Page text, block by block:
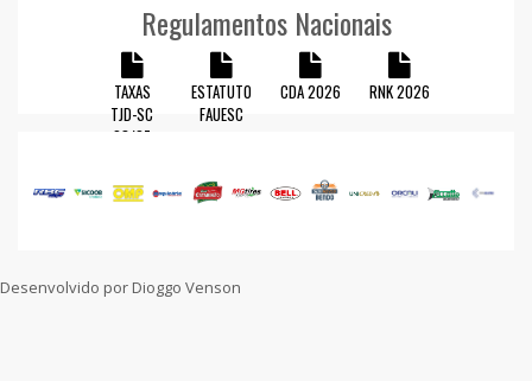
Regulamentos Nacionais
TAXAS
TJD-SC
23/27
ESTATUTO
FAUESC
CDA 2026 RNK 2026
Desenvolvido por Dioggo Venson